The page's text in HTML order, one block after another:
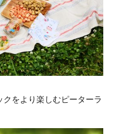
をより楽しむピーターラ